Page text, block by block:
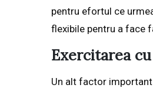
pentru efortul ce
flexibile pentru a face
Exercitarea
Un alt factor